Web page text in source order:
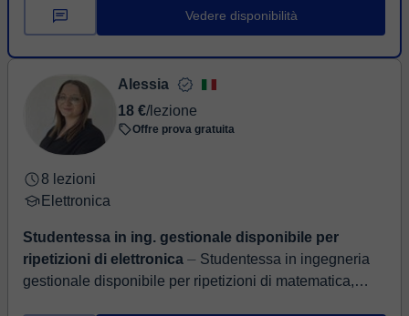
Vedere disponibilità
Alessia
18 €/lezione
Offre prova gratuita
8 lezioni
Elettronica
Studentessa in ing. gestionale disponibile per
ripetizioni di elettronica ⏤ Studentessa in ingegneria
gestionale disponibile per ripetizioni di matematica,